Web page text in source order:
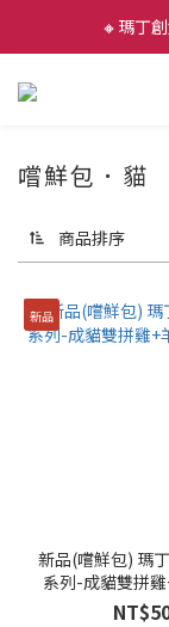
🔸瑪丁
嚐鮮包．貓
商品排序
新品
新品(嚐鮮包) 瑪
系列-成貓雙拼
40g